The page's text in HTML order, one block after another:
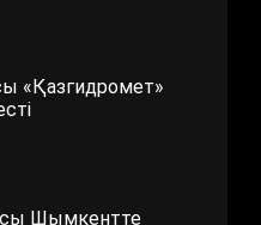
«Қазгидромет»
Шымкентте